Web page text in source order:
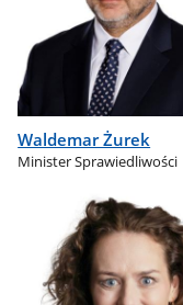
Waldemar Żurek
Minister Sprawiedliwości